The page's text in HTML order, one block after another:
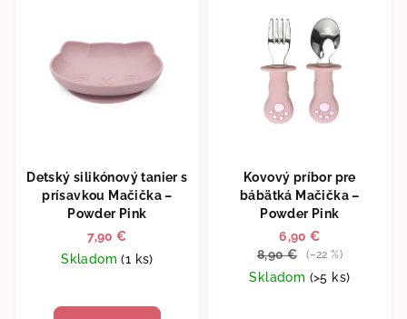
Detský silikónový tanier s
prísavkou Mačička –
Powder Pink
7,90 €
Skladom(1 ks)
Kovový príbor pre
bábätká Mačička –
Powder Pink
6,90 €
8,90 €
(–22 %)
Skladom (>5 ks)